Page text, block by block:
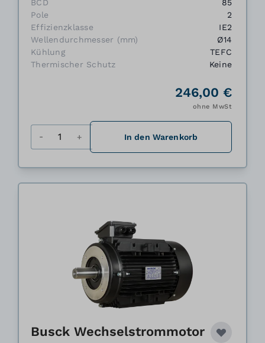
BCD
85
Pole
2
Effizienzklasse
IE2
Wellendurchmesser (mm)
Ø14
Kühlung
TEFC
Thermischer Schutz
Keine
246,00 €
ohne MwSt
In den Warenkorb
Busck Wechselstrommotor